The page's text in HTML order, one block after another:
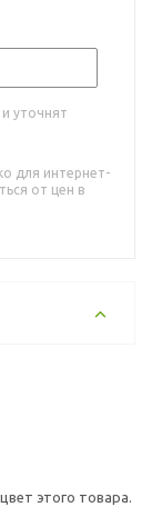
уточнят
для интернет-
от цен в
этого товара.